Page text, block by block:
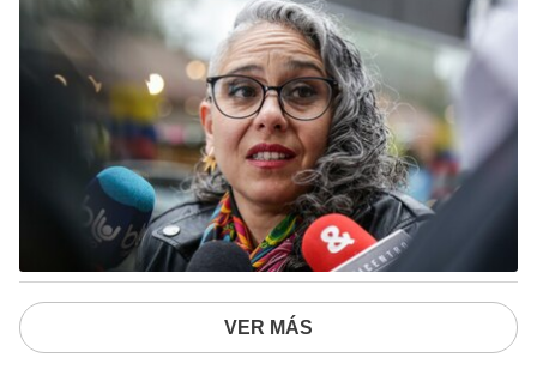
VER MÁS